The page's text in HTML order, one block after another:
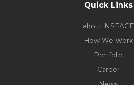
Quick Links
about NSPACE
How We Work
Portfolio
Career